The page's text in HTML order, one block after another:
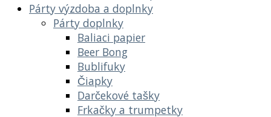
Párty výzdoba a doplnky
Párty doplnky
Baliaci papier
Beer Bong
Bublifuky
Čiapky
Darčekové tašky
Frkačky a trumpetky